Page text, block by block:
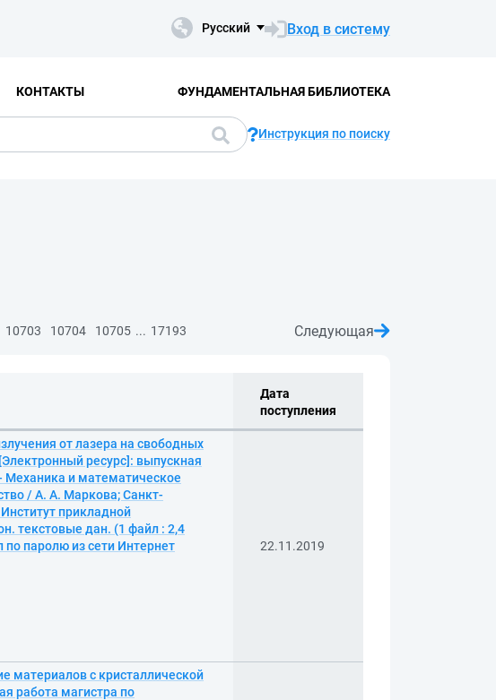
Русский Вход в систему
КОНТАКТЫ ФУНДАМЕНТАЛЬНАЯ БИБЛИОТЕКА
Инструкция по поиску
10703 10704 10705 ... 17193 Следующая
Дата
поступления
от лазера на свободных
ресурс]: выпускная
Механика и математическое
/ А. А. Маркова; Санкт-
прикладной
текстовые дан. (1 файл : 2,4
паролю из сети Интернет
22.11.2019
материалов с кристаллической
работа магистра по